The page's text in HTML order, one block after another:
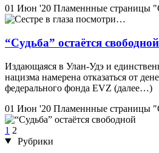
01 Июн '20 Пламеннные страницы
“Судьба” остаётся свободной
Издающаяся в Улан-Удэ и
нацизма намерена отказаться от
федерального фонда EVZ (далее…)
01 Июн '20 Пламеннные страницы
1 2
Рубрики